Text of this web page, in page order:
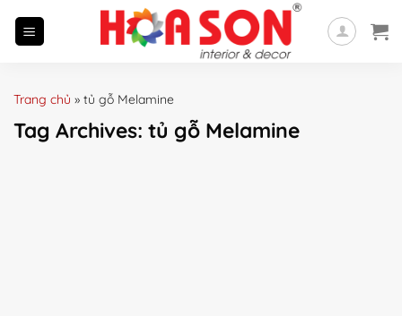
Trang chủ » tủ gỗ Melamine
Tag Archives: tủ gỗ Melamine